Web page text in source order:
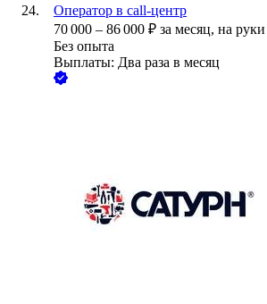
Оператор в call-центр
70 000 – 86 000 ₽ за месяц, на руки
Без опыта
Выплаты: Два раза в месяц